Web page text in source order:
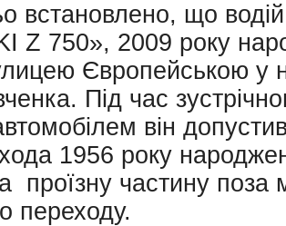
встановлено, що
Z 750», 2009 року
Європейською у
Пiд час
вiн
1956 року
проїзну частину
переходу.